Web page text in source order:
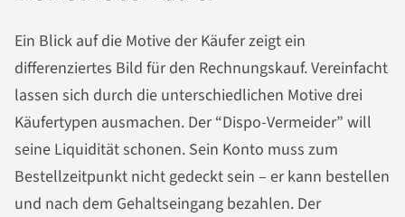
Ein Blick auf die Motive der Käufer zeigt ein
differenziertes Bild für den Rechnungskauf. Vereinfacht
lassen sich durch die unterschiedlichen Motive drei
Käufertypen ausmachen. Der “Dispo-Vermeider” will
seine Liquidität schonen. Sein Konto muss zum
Bestellzeitpunkt nicht gedeckt sein – er kann bestellen
und nach dem Gehaltseingang bezahlen. Der